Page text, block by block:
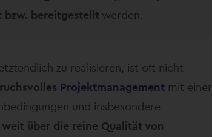
bzw. bereitgestellt werden.
zu realisieren, ist oft nicht
Projektmanagement mit einer
und insbesondere
weit über die reine Qualität von